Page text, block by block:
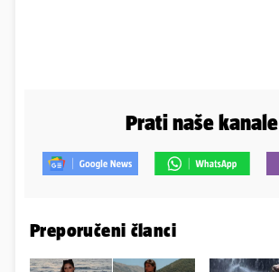
Prati naše kanale
Preporučeni članci